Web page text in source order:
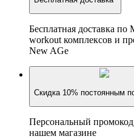
Бесплатная доставка
workout комплексов и
New AGe
Скидка 10% постоянным
Персональный
нашем магазине